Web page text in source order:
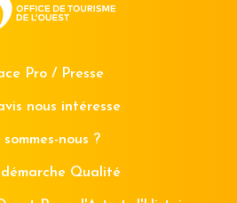
Pro / Presse
nous intéresse
nous ?
Qualité